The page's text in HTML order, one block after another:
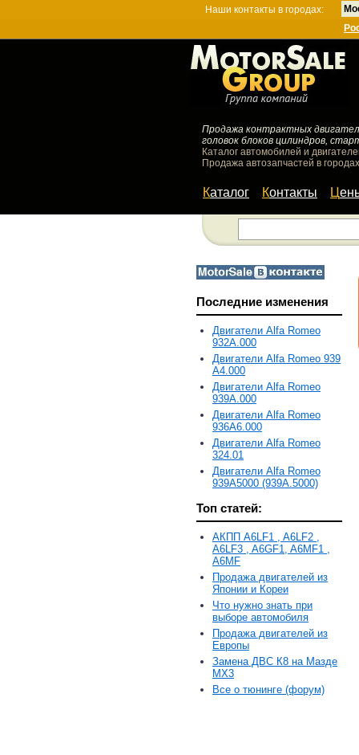
Наши контакты в городах:
Продажа контрактных
головок блоков цилиндров,
Каталог автомобилей и
Продажа автозапчастей в
Каталог Контакты
Последние изменения
Двигатели Alfa Romeo
932A.000
Двигатели Alfa Romeo 939
A4.000
Двигатели Alfa Romeo
939A.000
Двигатели Alfa Romeo
936A6.000
Двигатели Alfa Romeo
324.01
Двигатели Alfa Romeo
939A5000 (939A.5000)
Топ статей:
АКПП A6LF1 , A6LF2 ,
A6LF3 , A6GF1, A6MF1 ,
A6MF
Продажа двигателей из
Японии и Кореи
Что нужно знать при
выборе автомобиля
Продажа двигателей из
Европы
Замена ДВС К8 на Мазде
MX3
Все о тюнинге (форум)